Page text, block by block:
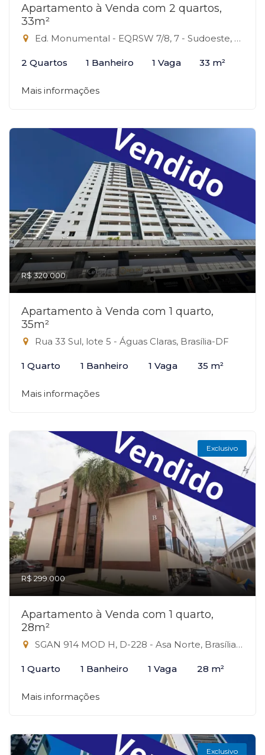
Apartamento à Venda com 2 quartos,
33m²
Ed. Monumental - EQRSW 7/8, 7 - Sudoeste, Brasília-DF
2 Quartos 1 Banheiro 1 Vaga 33 m²
Mais informações
R$ 320.000
Apartamento à Venda com 1 quarto,
35m²
Rua 33 Sul, lote 5 - Águas Claras, Brasília-DF
1 Quarto 1 Banheiro 1 Vaga 35 m²
Mais informações
Exclusivo
R$ 299.000
Apartamento à Venda com 1 quarto,
28m²
SGAN 914 MOD H, D-228 - Asa Norte, Brasília-DF
1 Quarto 1 Banheiro 1 Vaga 28 m²
Mais informações
Exclusivo